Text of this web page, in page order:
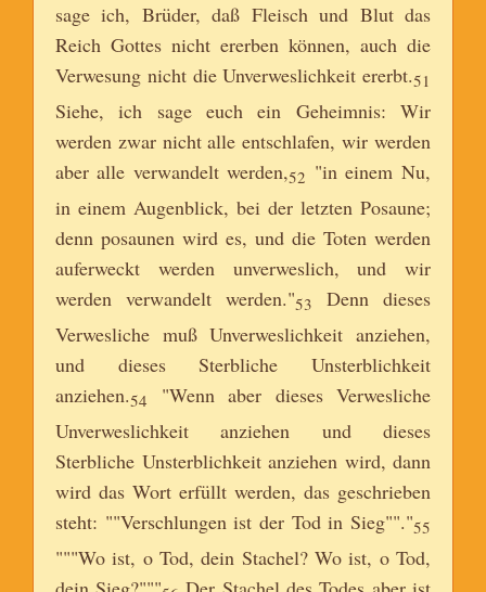
sage ich, Brüder, daß Fleisch und Blut das
Reich Gottes nicht ererben können, auch die
Verwesung nicht die Unverweslichkeit ererbt.51
Siehe, ich sage euch ein Geheimnis: Wir
werden zwar nicht alle entschlafen, wir werden
aber alle verwandelt werden,52 "in einem Nu,
in einem Augenblick, bei der letzten Posaune;
denn posaunen wird es, und die Toten werden
auferweckt werden unverweslich, und wir
werden verwandelt werden."53
Denn dieses
Verwesliche muß Unverweslichkeit anziehen,
und dieses Sterbliche Unsterblichkeit
anziehen.54
"Wenn aber dieses Verwesliche
Unverweslichkeit anziehen und dieses
Sterbliche Unsterblichkeit anziehen wird, dann
wird das Wort erfüllt werden, das geschrieben
steht: ""Verschlungen ist der Tod in Sieg""."55
"""Wo ist, o Tod, dein Stachel? Wo ist, o Tod,